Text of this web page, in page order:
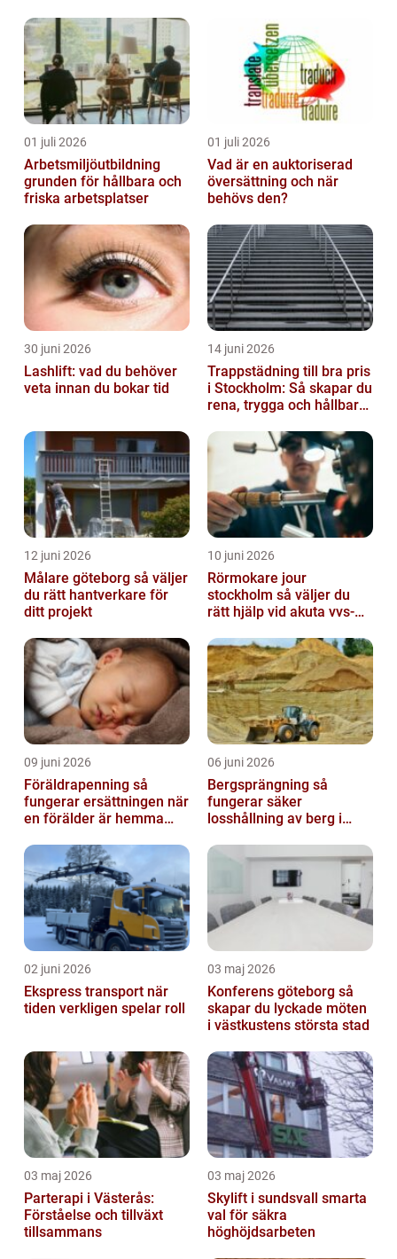
01 juli 2026
Arbetsmiljöutbildning
grunden för hållbara och
friska arbetsplatser
01 juli 2026
Vad är en auktoriserad
översättning och när
behövs den?
30 juni 2026
Lashlift: vad du behöver
veta innan du bokar tid
14 juni 2026
Trappstädning till bra pris
i Stockholm: Så skapar du
rena, trygga och hållbara
12 juni 2026
Målare göteborg så väljer
du rätt hantverkare för
ditt projekt
10 juni 2026
Rörmokare jour
stockholm så väljer du
rätt hjälp vid akuta vvs-
09 juni 2026
Föräldrapenning så
fungerar ersättningen när
en förälder är hemma
06 juni 2026
Bergsprängning så
fungerar säker
losshållning av berg i
02 juni 2026
Ekspress transport när
tiden verkligen spelar roll
03 maj 2026
Konferens göteborg så
skapar du lyckade möten
i västkustens största stad
03 maj 2026
Parterapi i Västerås:
Förståelse och tillväxt
tillsammans
03 maj 2026
Skylift i sundsvall smarta
val för säkra
höghöjdsarbeten